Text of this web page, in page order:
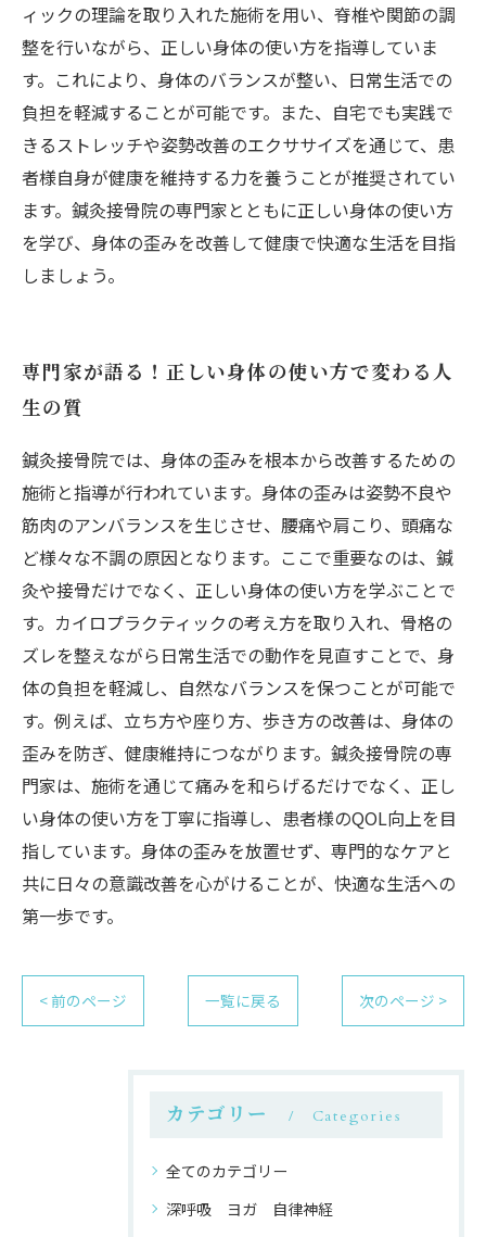
ィックの理論を取り入れた施術を用い、脊椎や関節の調
整を行いながら、正しい身体の使い方を指導していま
す。これにより、身体のバランスが整い、日常生活での
負担を軽減することが可能です。また、自宅でも実践で
きるストレッチや姿勢改善のエクササイズを通じて、患
者様自身が健康を維持する力を養うことが推奨されてい
ます。鍼灸接骨院の専門家とともに正しい身体の使い方
を学び、身体の歪みを改善して健康で快適な生活を目指
しましょう。
専門家が語る！正しい身体の使い方で変わる人
生の質
鍼灸接骨院では、身体の歪みを根本から改善するための
施術と指導が行われています。身体の歪みは姿勢不良や
筋肉のアンバランスを生じさせ、腰痛や肩こり、頭痛な
ど様々な不調の原因となります。ここで重要なのは、鍼
灸や接骨だけでなく、正しい身体の使い方を学ぶことで
す。カイロプラクティックの考え方を取り入れ、骨格の
ズレを整えながら日常生活での動作を見直すことで、身
体の負担を軽減し、自然なバランスを保つことが可能で
す。例えば、立ち方や座り方、歩き方の改善は、身体の
歪みを防ぎ、健康維持につながります。鍼灸接骨院の専
門家は、施術を通じて痛みを和らげるだけでなく、正し
い身体の使い方を丁寧に指導し、患者様のQOL向上を目
指しています。身体の歪みを放置せず、専門的なケアと
共に日々の意識改善を心がけることが、快適な生活への
第一歩です。
< 前のページ 一覧に戻る 次のページ >
カテゴリー Categories
全てのカテゴリー
深呼吸 ヨガ 自律神経